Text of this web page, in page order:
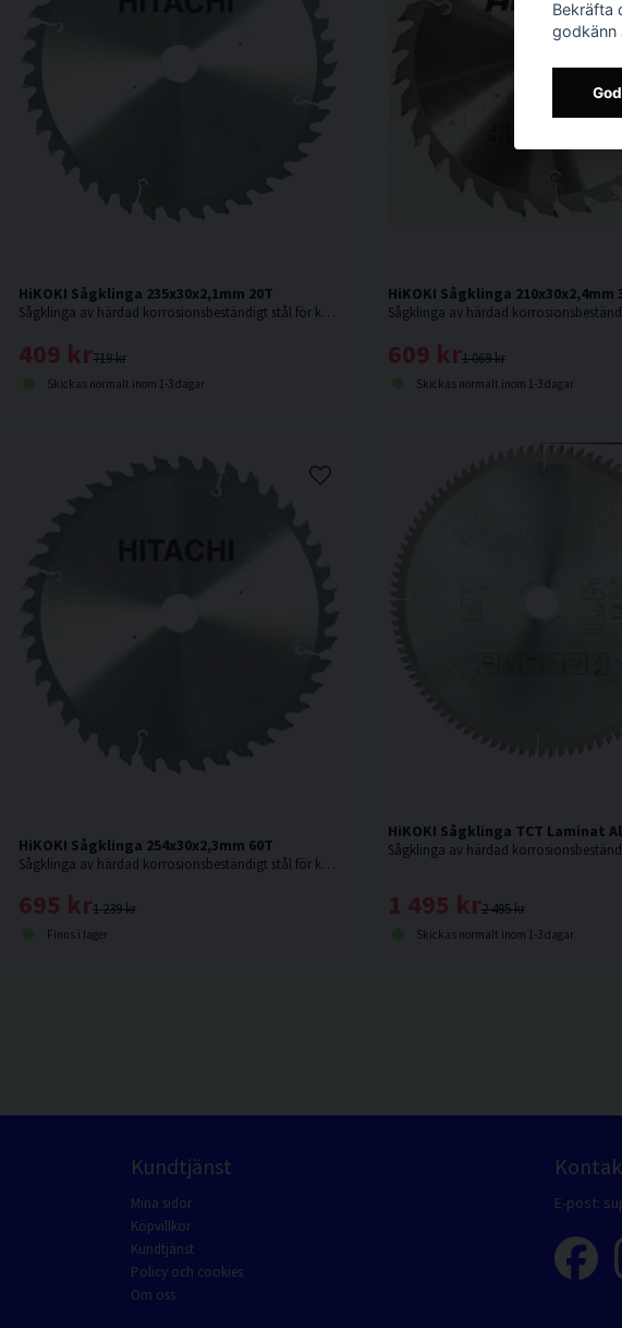
HiKOKI Sågklinga 235x30x2,1mm 20T
Sågklinga av härdad korrosionsbeständigt stål för kapning i hårt och mjukt trä.
719 kr
409 kr
Skickas normalt inom 1-3 dagar
HiKOKI Sågklinga 210x30x2,4mm
1 069 kr
609 kr
Skickas normalt inom 1-3 dagar
HiKOKI Sågklinga 254x30x2,3mm 60T
Sågklinga av härdad korrosionsbeständigt stål för kapning i hårt och mjukt trä.
1 239 kr
695 kr
Finns i lager
HiKOKI Sågklinga TCT Laminat
2 495 kr
1 495 kr
Skickas normalt inom 1-3 dagar
Kundtjänst
Mina sidor
Köpvillkor
Kundtjänst
Policy och cookies
Om oss
E-post:
Bekräfta
godkänn